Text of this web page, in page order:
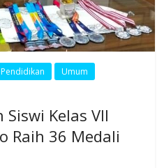
Pendidikan Umum
Kelas VII
Raih 36 Medali